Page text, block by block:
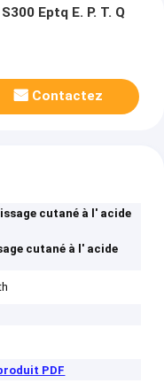
Eptq E. P. T. Q
Contactez
cutané à l' acide
cutané à l' acide
PDF